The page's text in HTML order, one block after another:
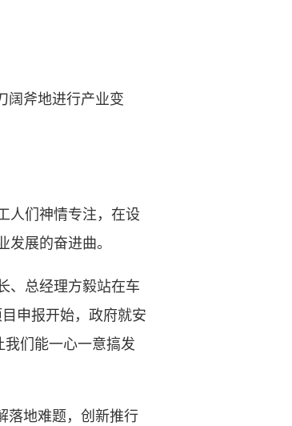
阔斧地进行产业变
人们神情专注，在设
展的奋进曲。
、总经理方毅站在车
申报开始，政府就安
我们能一心一意搞发
落地难题，创新推行